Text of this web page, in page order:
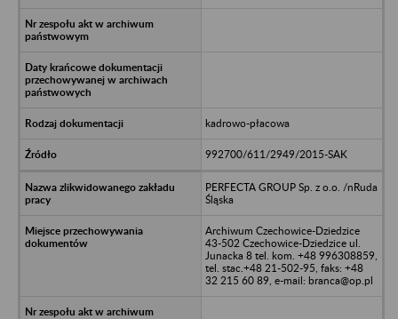
kadrowo-płacowa
992700/611/2949/2015-SAK
PERFECTA GROUP Sp. z o.o. /nRuda
Śląska
Archiwum Czechowice-Dziedzice
43-502 Czechowice-Dziedzice ul.
Junacka 8 tel. kom. +48 996308859,
tel. stac.+48 21-502-95, faks: +48
32 215 60 89, e-mail: branca@op.pl